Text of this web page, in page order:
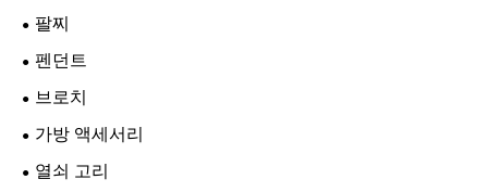
팔찌
펜던트
브로치
가방 액세서리
열쇠 고리